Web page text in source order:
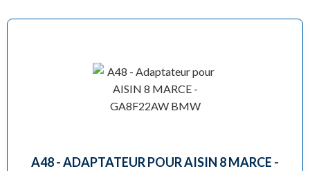
A48 - ADAPTATEUR POUR AISIN 8 MARCE -